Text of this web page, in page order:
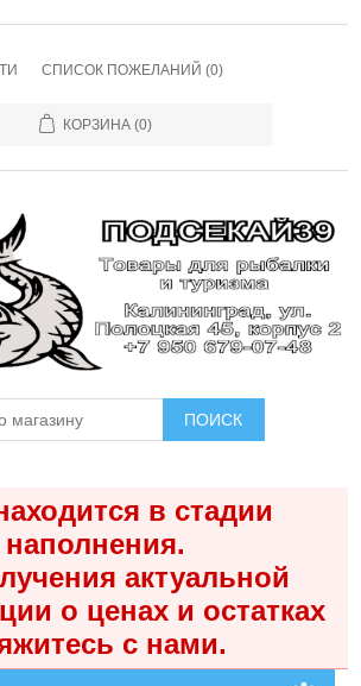
СПИСОК ПОЖЕЛАНИЙ (0)
КОРЗИНА (0)
ПОИСК
в стадии
наполнения.
актуальной
о ценах и остатках
с нами.